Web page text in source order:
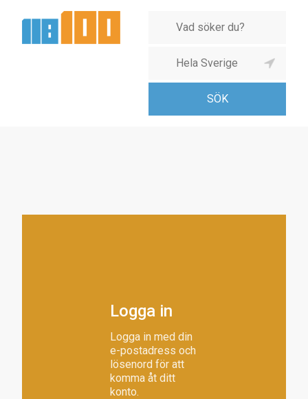
Logga in
Logga in med din
e-postadress och
lösenord för att
komma åt ditt
konto.